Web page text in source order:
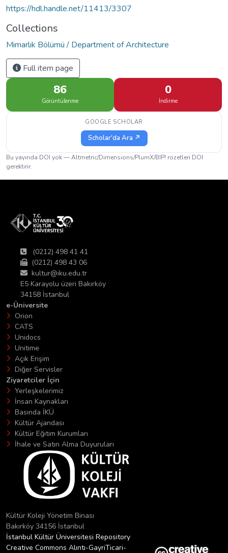
https://hdl.handle.net/11413/3307
Collections
Mimarlık Bölümü / Department of Architecture
Full item page
86
Görüntülenme
0
İndirme
GOOGLE SCHOLAR
Scholar'da Ara ↗
Bu yayında DOI yok — Altmetric/Dimensions/PlumX/BIP! rozetleri DOI
gerektirir.
(0212) 498 41 41
(0212) 498 43 06
kultur@iku.edu.tr
E5 Karayolu üzeri Bakırköy
34158 İstanbul
e-Üniversite
Orion
CATS
Unidocs
Unitime
Açık Erişim
Diğer Servisler
Ziyaretciler İçin
Yerleşkelerimiz
İnsan Kaynakları
Basında İKÜ
Kültür Ajandası
Kültür Eğitim Kurumları
İhale ve Satın Alma Duyuruları
Kültür Koleji Yönetim Binası
Bakırköy 34156 İstanbul
İstanbul Kültür Üniversitesi Repository
Creative Commons Alıntı-GayriTicari-